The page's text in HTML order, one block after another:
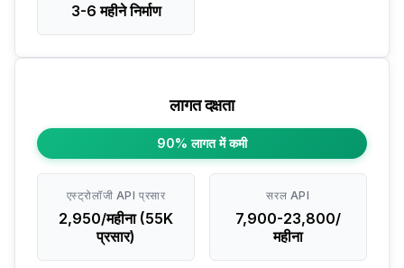
3-6 महीने निर्माण
लागत दक्षता
90% लागत में कमी
एस्ट्रोलॉजी API प्रसार
₹2,950/महीना (55K
प्रसार)
सरल API
₹7,900-23,800/
महीना